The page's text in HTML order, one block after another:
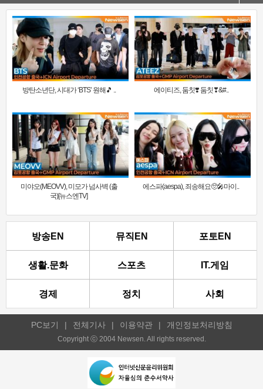
방탄소년단, 시대가 ‘BTS’ 원해🎵 .. 에이티즈, 둠칫❣️ 둠칫❣&#..
미야오(MEOVV), 미모가 넘사벽 (출
국)[뉴스엔TV]
에스파(aespa), 죄송해요🥺🎤마이..
방송EN 뮤직EN 포토EN
생활.문화 스포츠 IT.게임
경제 정치 사회
PC보기 | 전체기사 | 이용약관 | 개인정보처리방침
Copyright ⓒ 2004 Newsen. All rights reserved.